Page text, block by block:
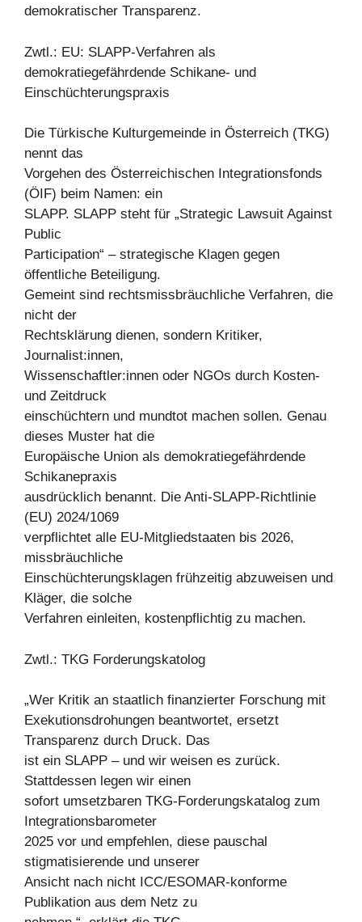
demokratischer Transparenz.
Zwtl.: EU: SLAPP-Verfahren als
demokratiegefährdende Schikane- und
Einschüchterungspraxis
Die Türkische Kulturgemeinde in Österreich (TKG)
nennt das
Vorgehen des Österreichischen Integrationsfonds
(ÖIF) beim Namen: ein
SLAPP. SLAPP steht für „Strategic Lawsuit Against
Public
Participation“ – strategische Klagen gegen
öffentliche Beteiligung.
Gemeint sind rechtsmissbräuchliche Verfahren, die
nicht der
Rechtsklärung dienen, sondern Kritiker,
Journalist:innen,
Wissenschaftler:innen oder NGOs durch Kosten-
und Zeitdruck
einschüchtern und mundtot machen sollen. Genau
dieses Muster hat die
Europäische Union als demokratiegefährdende
Schikanepraxis
ausdrücklich benannt. Die Anti-SLAPP-Richtlinie
(EU) 2024/1069
verpflichtet alle EU-Mitgliedstaaten bis 2026,
missbräuchliche
Einschüchterungsklagen frühzeitig abzuweisen und
Kläger, die solche
Verfahren einleiten, kostenpflichtig zu machen.
Zwtl.: TKG Forderungskatolog
„Wer Kritik an staatlich finanzierter Forschung mit
Exekutionsdrohungen beantwortet, ersetzt
Transparenz durch Druck. Das
ist ein SLAPP – und wir weisen es zurück.
Stattdessen legen wir einen
sofort umsetzbaren TKG-Forderungskatalog zum
Integrationsbarometer
2025 vor und empfehlen, diese pauschal
stigmatisierende und unserer
Ansicht nach nicht ICC/ESOMAR-konforme
Publikation aus dem Netz zu